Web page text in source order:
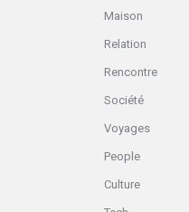
Maison
Relation
Rencontre
Société
Voyages
People
Culture